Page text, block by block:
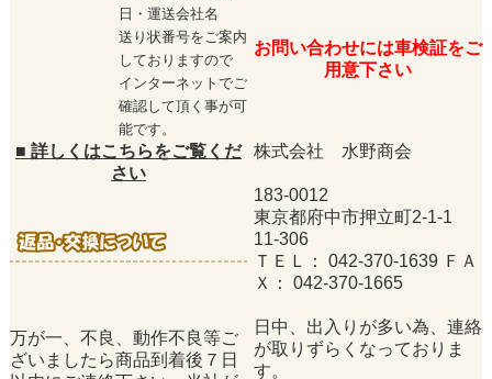
日・運送会社名
送り状番号をご案内
しておりますので
インターネットでご
確認して頂く事が可
能です。
お問い合わせには車検証をご
用意下さい
■ 詳しくはこちらをご覧くだ
さい
株式会社 水野商会
183-0012
東京都府中市押立町2-1-1
11-306
ＴＥＬ： 042-370-1639 ＦＡ
Ｘ： 042-370-1665
日中、出入りが多い為、連絡
が取りずらくなっておりま
す。
万が一、不良、動作不良等ご
ざいましたら商品到着後７日